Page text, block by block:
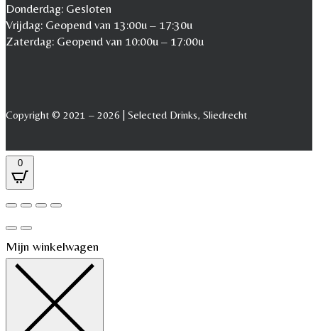
Donderdag: Gesloten
Vrijdag: Geopend van 13:00u – 17:30u
Zaterdag: Geopend van 10:00u – 17:00u
Copyright © 2021 – 2026 | Selected Drinks, Sliedrecht
0
Mijn winkelwagen